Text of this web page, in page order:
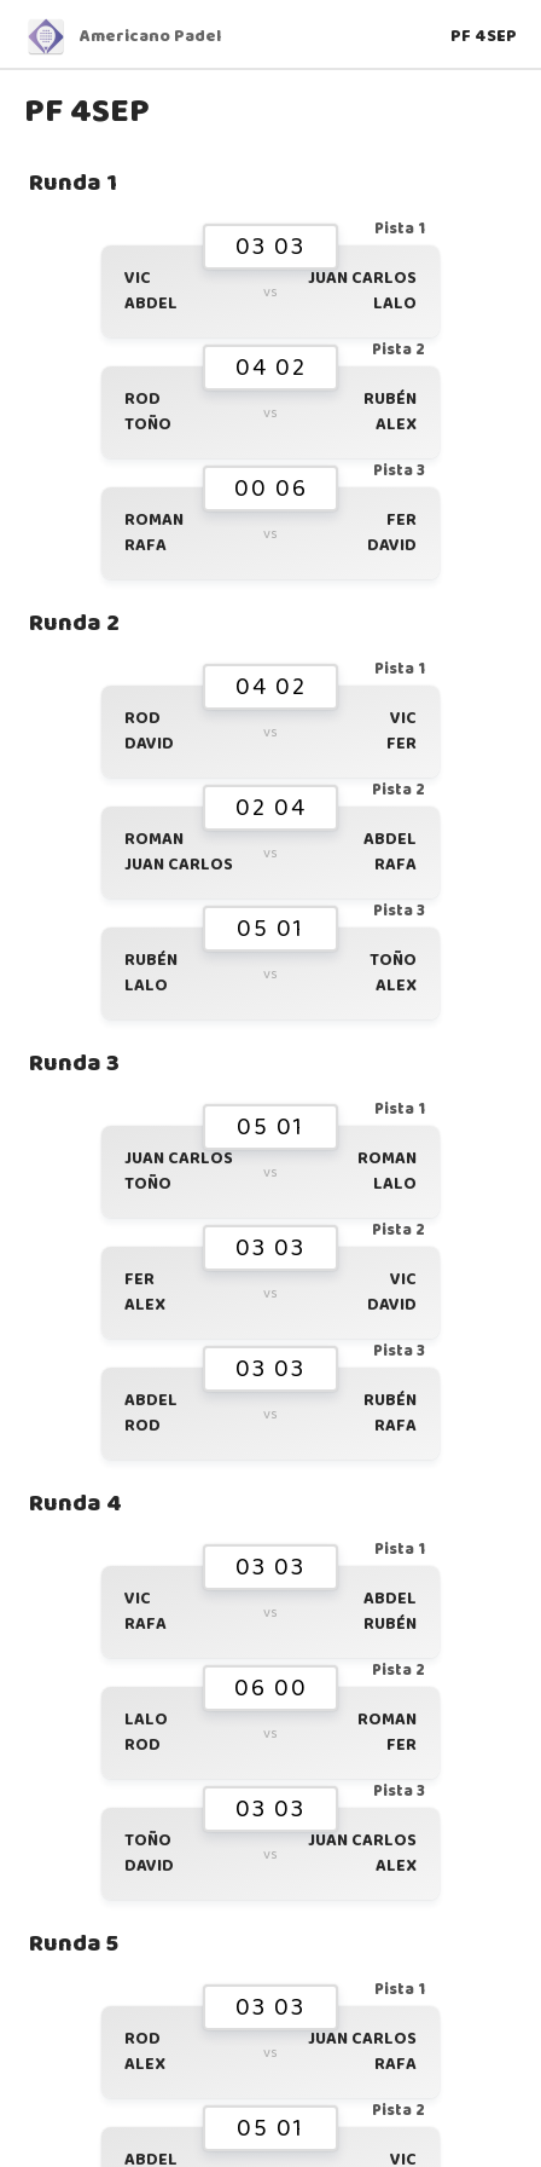
Americano Padel PF 4SEP
PF 4SEP
Runda 1
Pista 1
03 03
VIC
ABDEL
vs
JUAN CARLOS
LALO
Pista 2
04 02
ROD
TOÑO
vs
RUBÉN
ALEX
Pista 3
00 06
ROMAN
RAFA
vs
FER
DAVID
Runda 2
Pista 1
04 02
ROD
DAVID
vs
VIC
FER
Pista 2
02 04
ROMAN
JUAN CARLOS
vs
ABDEL
RAFA
Pista 3
05 01
RUBÉN
LALO
vs
TOÑO
ALEX
Runda 3
Pista 1
05 01
JUAN CARLOS
TOÑO
vs
ROMAN
LALO
Pista 2
03 03
FER
ALEX
vs
VIC
DAVID
Pista 3
03 03
ABDEL
ROD
vs
RUBÉN
RAFA
Runda 4
Pista 1
03 03
VIC
RAFA
vs
ABDEL
RUBÉN
Pista 2
06 00
LALO
ROD
vs
ROMAN
FER
Pista 3
03 03
TOÑO
DAVID
vs
JUAN CARLOS
ALEX
Runda 5
Pista 1
03 03
ROD
ALEX
vs
JUAN CARLOS
RAFA
Pista 2
05 01
ABDEL VIC